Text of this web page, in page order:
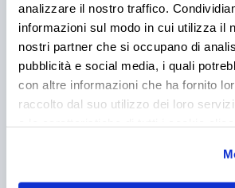
analizzare il nostro traffico.
informazioni sul modo in cui utilizza il
nostri partner che si occupano di
pubblicità e social media, i quali
con altre informazioni che ha fornito
raccolto dal suo utilizzo dei loro
cookie accettare. Per ulteriori
lacookie policy.
Prodotti che